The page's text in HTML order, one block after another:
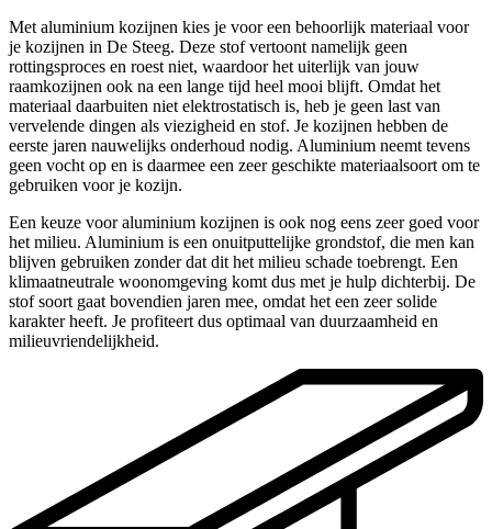
Met aluminium kozijnen kies je voor een behoorlijk materiaal voor
je kozijnen in De Steeg. Deze stof vertoont namelijk geen
rottingsproces en roest niet, waardoor het uiterlijk van jouw
raamkozijnen ook na een lange tijd heel mooi blijft. Omdat het
materiaal daarbuiten niet elektrostatisch is, heb je geen last van
vervelende dingen als viezigheid en stof. Je kozijnen hebben de
eerste jaren nauwelijks onderhoud nodig. Aluminium neemt tevens
geen vocht op en is daarmee een zeer geschikte materiaalsoort om te
gebruiken voor je kozijn.
Een keuze voor aluminium kozijnen is ook nog eens zeer goed voor
het milieu. Aluminium is een onuitputtelijke grondstof, die men kan
blijven gebruiken zonder dat dit het milieu schade toebrengt. Een
klimaatneutrale woonomgeving komt dus met je hulp dichterbij. De
stof soort gaat bovendien jaren mee, omdat het een zeer solide
karakter heeft. Je profiteert dus optimaal van duurzaamheid en
milieuvriendelijkheid.